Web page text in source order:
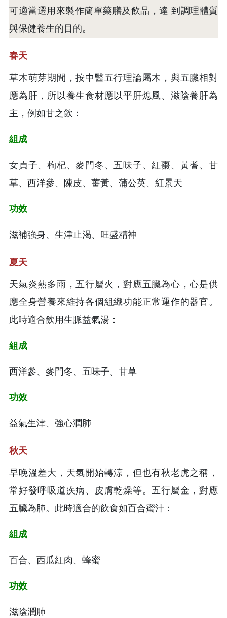
可適當選用來製作簡單藥膳及飲品，達 到調理體質
與保健養生的目的。
春天
草木萌芽期間，按中醫五行理論屬木，與五臟相對
應為肝，所以養生食材應以平肝熄風、滋陰養肝為
主，例如甘之飲：
組成
女貞子、枸杞、麥門冬、五味子、紅棗、黃耆、甘
草、西洋參、陳皮、薑黃、蒲公英、紅景天
功效
滋補強身、生津止渴、旺盛精神
夏天
天氣炎熱多雨，五行屬火，對應五臟為心，心是供
應全身營養來維持各個組織功能正常運作的器官。
此時適合飲用生脈益氣湯：
組成
西洋參、麥門冬、五味子、甘草
功效
益氣生津、強心潤肺
秋天
早晚溫差大，天氣開始轉涼，但也有秋老虎之稱，
常好發呼吸道疾病、皮膚乾燥等。五行屬金，對應
五臟為肺。此時適合的飲食如百合蜜汁：
組成
百合、西瓜紅肉、蜂蜜
功效
滋陰潤肺